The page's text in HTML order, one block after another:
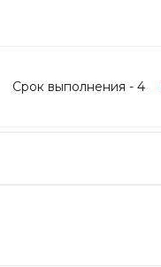
Срок выполнения - 4